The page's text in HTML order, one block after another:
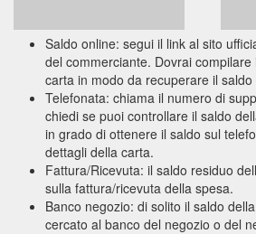
Saldo online: segui il link al sito
del commerciante. Dovrai
carta in modo da recuperare il saldo
Telefonata: chiama il numero di
chiedi se puoi controllare il saldo
in grado di ottenere il saldo sul
dettagli della carta.
Fattura/Ricevuta: il saldo residuo
sulla fattura/ricevuta della spesa.
Banco negozio: di solito il saldo
cercato al banco del negozio o del